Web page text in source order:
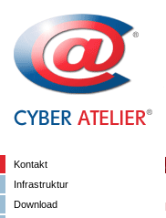
Kontakt
Infrastruktur
Download